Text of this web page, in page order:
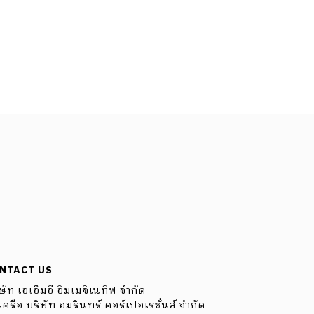
US
ท เอเอ็มอี อิมเมจิเนทีฟ จำกัด
ครือ บริษัท อมรินทร์ คอร์เปอเรชั่นส์ จำกัด